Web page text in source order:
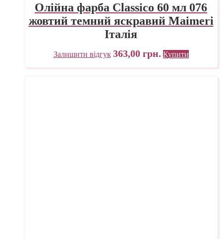
Олійна фарба Classico 60 мл 076
жовтий темний яскравий Maimeri
Італія
Залишити відгук 363,00 грн. Купити